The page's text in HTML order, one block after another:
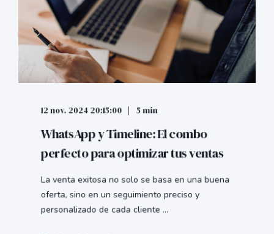
12 nov. 2024 20:15:00 5 min
WhatsApp y Timeline: El combo
perfecto para optimizar tus ventas
La venta exitosa no solo se basa en una buena
oferta, sino en un seguimiento preciso y
personalizado de cada cliente ...